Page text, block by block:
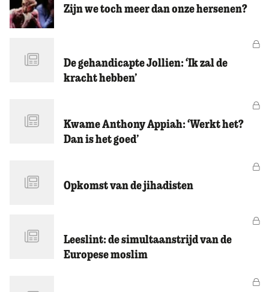
Zijn we toch meer dan onze hersenen?
De gehandicapte Jollien: ‘Ik zal de
kracht hebben’
Kwame Anthony Appiah: ‘Werkt het?
Dan is het goed’
Opkomst van de jihadisten
Leeslint: de simultaanstrijd van de
Europese moslim